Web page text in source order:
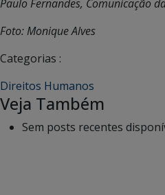
Paulo Fernandes, Comunicação
Foto: Monique Alves
Categorias :
Direitos Humanos
Veja Também
Sem posts recentes